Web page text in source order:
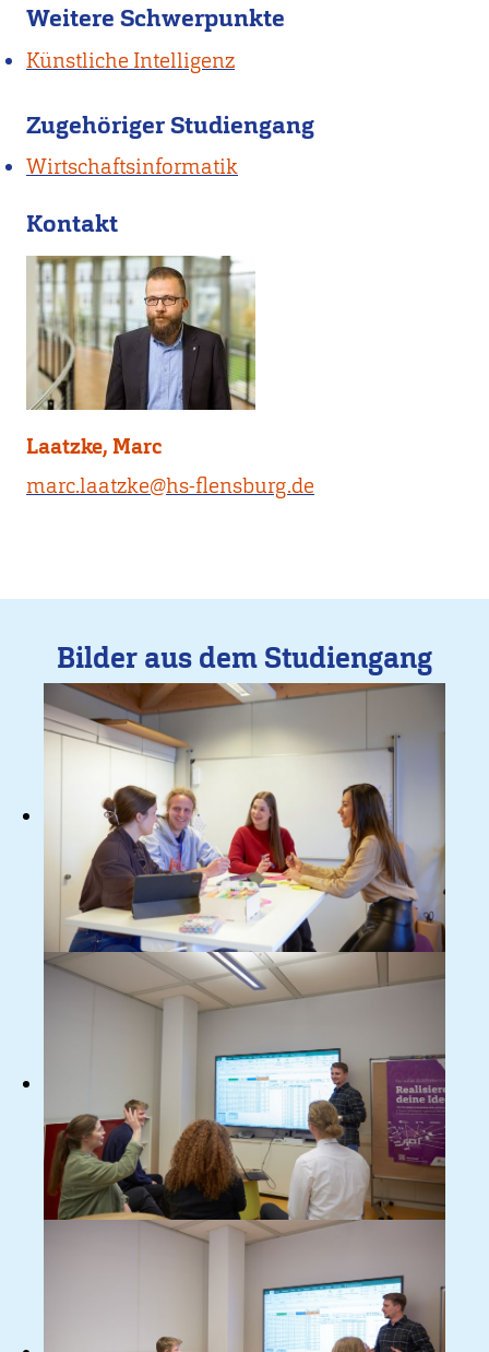
Weitere Schwerpunkte
Künstliche Intelligenz
Zugehöriger Studiengang
Wirtschaftsinformatik
Kontakt
Laatzke, Marc
marc.laatzke@hs-flensburg.de
Bilder aus dem Studiengang
Bild
Bild